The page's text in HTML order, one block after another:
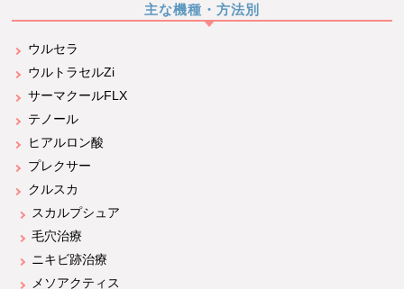
主な機種・方法別
ウルセラ
ウルトラセルZi
サーマクールFLX
テノール
ヒアルロン酸
プレクサー
クルスカ
スカルプシュア
毛穴治療
ニキビ跡治療
メソアクティス